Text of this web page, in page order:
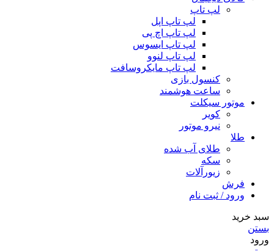
لپ تاپ
لپ تاپ اپل
لپ تاپ اچ پی
لپ تاپ ایسوس
لپ تاپ لنوو
لپ تاپ مایکروسافت
کنسول بازی
ساعت هوشمند
موتور سیکلت
کویر
نیرو موتور
طلا
طلای آب شده
سکه
زیورآلات
فرش
ورود / ثبت نام
سبد خرید
بستن
ورود